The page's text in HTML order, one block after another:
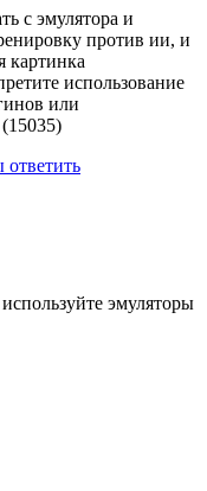
с эмулятора и
против ии, и
картинка
использование
или
эмуляторы